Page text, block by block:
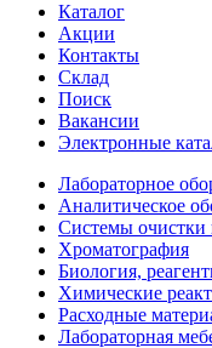
Каталог
Акции
Контакты
Склад
Поиск
Вакансии
Электронные
Лабораторное
Аналитическое
Системы очистки
Хроматография
Биология,
Химические
Расходные
Лабораторная